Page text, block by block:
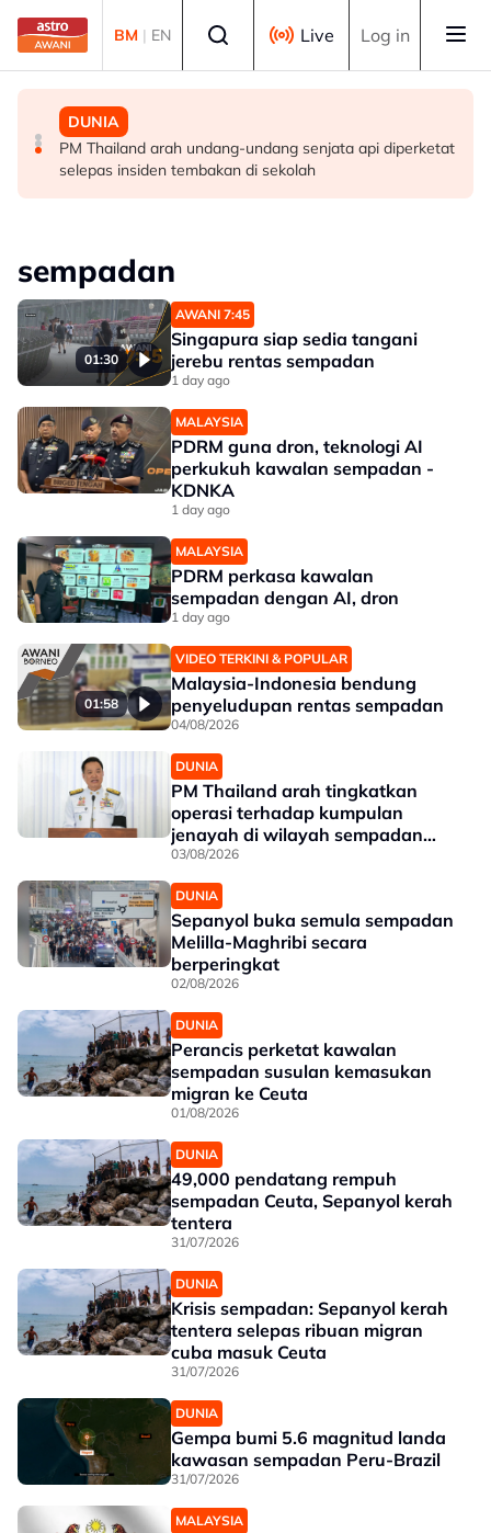
Skip to main content
BM | EN Live Log in
MALAYSIA
Berita tempatan pilihan sepanjang hari ini
MALAYSIA
Pengacara, ahli perniagaan ditahan bantu siasatan
audio siar sentuh isu sensitiviti agama
DUNIA
PM Thailand arah undang-undang senjata api diperketat
selepas insiden tembakan di sekolah
sempadan
01:30
AWANI 7:45
Singapura siap sedia tangani
jerebu rentas sempadan
1 day ago
MALAYSIA
PDRM guna dron, teknologi AI
perkukuh kawalan sempadan -
KDNKA
1 day ago
MALAYSIA
PDRM perkasa kawalan
sempadan dengan AI, dron
1 day ago
01:58
VIDEO TERKINI & POPULAR
Malaysia-Indonesia bendung
penyeludupan rentas sempadan
04/08/2026
DUNIA
PM Thailand arah tingkatkan
operasi terhadap kumpulan
jenayah di wilayah sempadan
selatan
03/08/2026
DUNIA
Sepanyol buka semula sempadan
Melilla-Maghribi secara
berperingkat
02/08/2026
DUNIA
Perancis perketat kawalan
sempadan susulan kemasukan
migran ke Ceuta
01/08/2026
DUNIA
49,000 pendatang rempuh
sempadan Ceuta, Sepanyol kerah
tentera
31/07/2026
DUNIA
Krisis sempadan: Sepanyol kerah
tentera selepas ribuan migran
cuba masuk Ceuta
31/07/2026
DUNIA
Gempa bumi 5.6 magnitud landa
kawasan sempadan Peru-Brazil
31/07/2026
MALAYSIA